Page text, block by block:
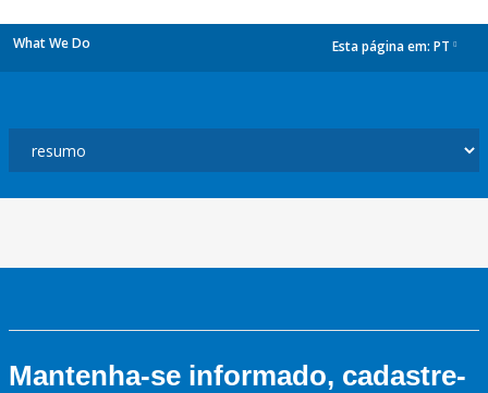
What We Do Esta página em: PT
Mantenha-se informado, cadastre-